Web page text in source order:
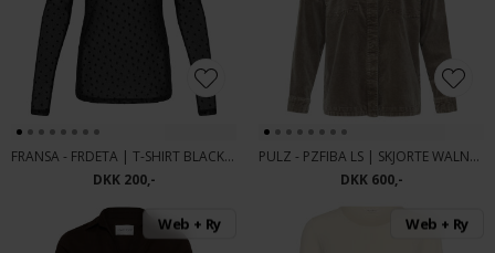
FRANSA - FRDETA | T-SHIRT BLACK HEART
DKK 200,-
PULZ - PZFIBA LS | SKJORTE WALNUT
DKK 600,-
Web + Ry Web + Ry